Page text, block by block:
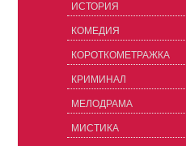
ИСТОРИЯ
КОМЕДИЯ
КОРОТКОМЕТРАЖКА
КРИМИНАЛ
МЕЛОДРАМА
МИСТИКА